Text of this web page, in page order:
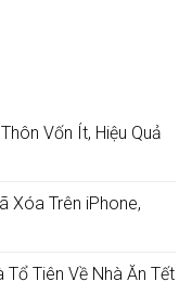
Vốn Ít, Hiệu Quả
Xóa Trên iPhone,
Tổ Tiên Về Nhà Ăn Tết